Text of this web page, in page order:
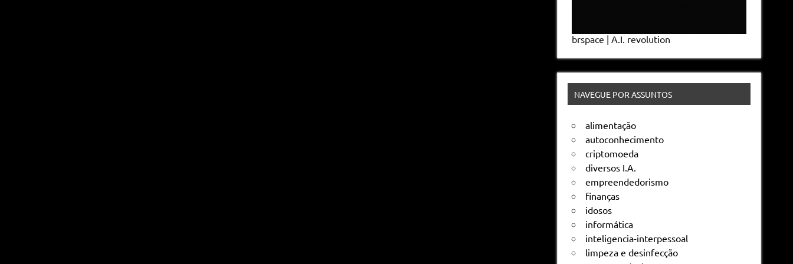
brspace | A.I. revolution
NAVEGUE POR ASSUNTOS
alimentação
autoconhecimento
criptomoeda
diversos I.A.
empreendedorismo
finanças
idosos
informática
inteligencia-interpessoal
limpeza e desinfecção